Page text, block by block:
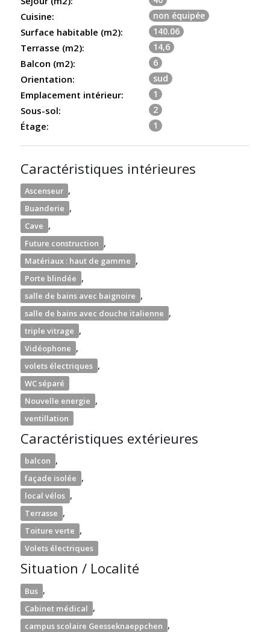
Cuisine: non équipée
Surface habitable (m2): 140.06
Terrasse (m2): 14,6
Balcon (m2): 6
Orientation: sud
Emplacement intérieur: 1
Sous-sol: 2
Étage: 1
Caractéristiques intérieures
Ascenseur ,
Buanderie ,
Cave ,
Future construction ,
Matériaux : haut de gamme ,
Porte blindée ,
salle de bains avec baignoire ,
salle de bains avec douche italienne ,
triple vitrage ,
Vidéophone ,
volets électriques ,
WC séparé
Nouvelle energie ,
ventillation
Caractéristiques extérieures
balcon ,
façade isolée ,
local vélos ,
Terrasse ,
Toiture verte ,
Volets électriques
Situation / Localité
Bus ,
Cabinet médical ,
campus scolaire Geesseknaeppchen ,